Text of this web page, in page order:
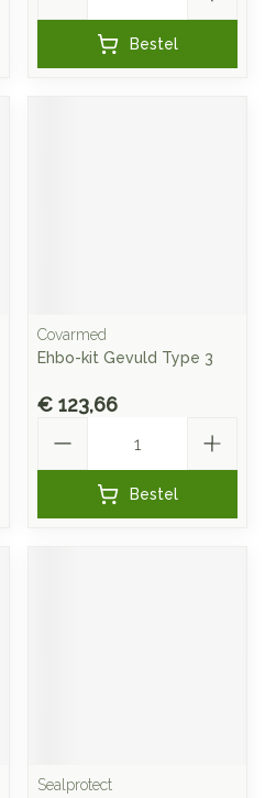
Bestel
Covarmed
Ehbo-kit Gevuld Type 3
€ 123,66
Bestel
Sealprotect